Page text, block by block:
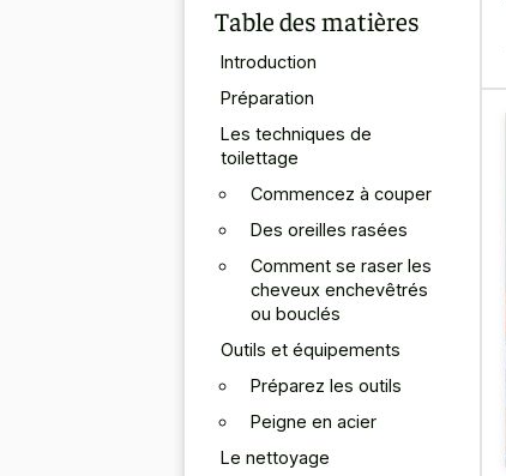
Table des matières
Introduction
Préparation
Les techniques de
toilettage
Commencez à couper
Des oreilles rasées
Comment se raser les
cheveux enchevêtrés
ou bouclés
Outils et équipements
Préparez les outils
Peigne en acier
Le nettoyage